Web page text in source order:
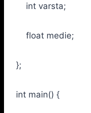
int varsta;
float medie;
};
int main() {